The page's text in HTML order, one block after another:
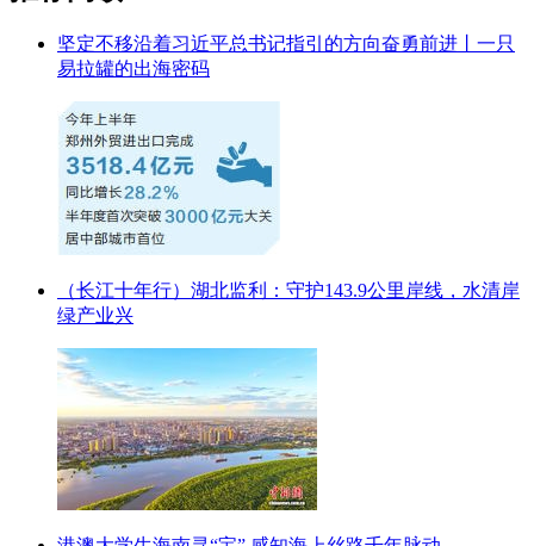
坚定不移沿着习近平总书记指引的方向奋勇前进丨一只
易拉罐的出海密码
（长江十年行）湖北监利：守护143.9公里岸线，水清岸
绿产业兴